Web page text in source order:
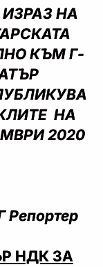
ИЗРАЗ НА
КЪМ Г-
НА
2020
Репортер
НДК ЗА